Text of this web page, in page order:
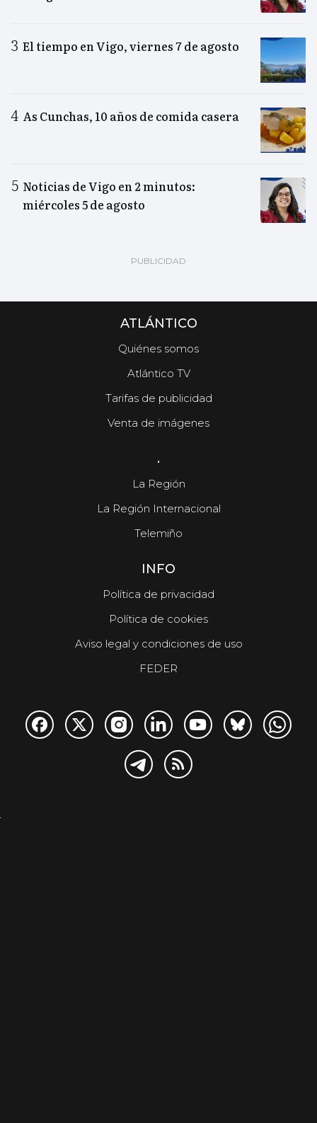
El tiempo en Vigo, viernes 7 de agosto
As Cunchas, 10 años de comida casera
Noticias de Vigo en 2 minutos:
miércoles 5 de agosto
ATLÁNTICO
Quiénes somos
Atlántico TV
Tarifas de publicidad
Venta de imágenes
.
La Región
La Región Internacional
Telemiño
INFO
Política de privacidad
Política de cookies
Aviso legal y condiciones de uso
FEDER